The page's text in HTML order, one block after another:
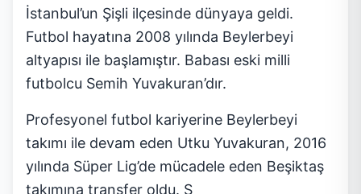
İstanbul’un Şişli ilçesinde dünyaya geldi.
Futbol hayatına 2008 yılında Beylerbeyi
altyapısı ile başlamıştır. Babası eski milli
futbolcu Semih Yuvakuran’dır.
Profesyonel futbol kariyerine Beylerbeyi
takımı ile devam eden Utku Yuvakuran, 2016
yılında Süper Lig’de mücadele eden Beşiktaş
takımına transfer oldu. S